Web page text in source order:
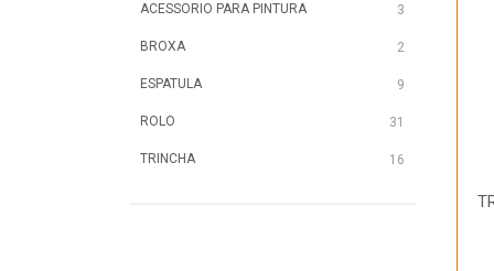
ACESSORIO PARA PINTURA 3
BROXA 2
ESPATULA 9
ROLO 31
TRINCHA 16